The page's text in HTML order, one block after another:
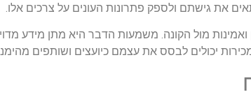
את גישתם ולספק פתרונות העונים על צרכים אלו.
מול הקונה. משמעות הדבר היא מתן מידע
מכירות יכולים לבסס את עצמם כיועצים ושותפים